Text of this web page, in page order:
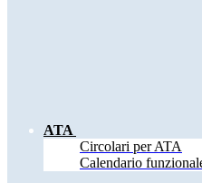
ATA
Circolari per ATA
Calendario